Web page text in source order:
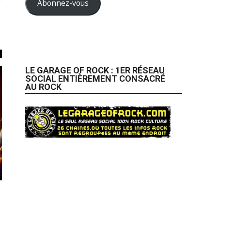
Abonnez-vous
LE GARAGE OF ROCK : 1ER RÉSEAU
SOCIAL ENTIÈREMENT CONSACRÉ
AU ROCK